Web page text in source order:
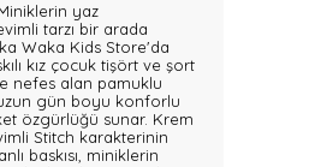
yaz
tarzı bir arada
Waka Kids Store'da
kız çocuk tişört ve şort
nefes alan pamuklu
gün boyu konforlu
özgürlüğü sunar. Krem
Stitch karakterinin
baskısı, miniklerin